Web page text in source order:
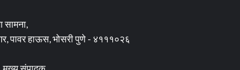
सामना,
पावर हाऊस, भोसरी पुणे - ४१११०२६
मुख्य संपादक,